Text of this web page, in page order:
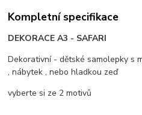
Kompletní specifikace
DEKORACE A3 - SAFARI
Dekorativní - dětské samolepky s
, nábytek , nebo hladkou zeď
vyberte si ze 2 motivů